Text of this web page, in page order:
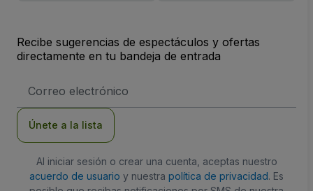
Recibe sugerencias de espectáculos y ofertas
directamente en tu bandeja de entrada
de
Únete a la lista
Al iniciar sesión o crear una cuenta, aceptas nuestro
acuerdo de usuario y nuestra política de privacidad. Es